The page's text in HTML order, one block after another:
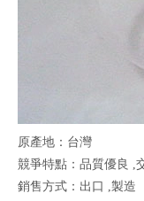
原產地：台灣
競爭特點：品質優良 ,
銷售方式：出口 ,製造